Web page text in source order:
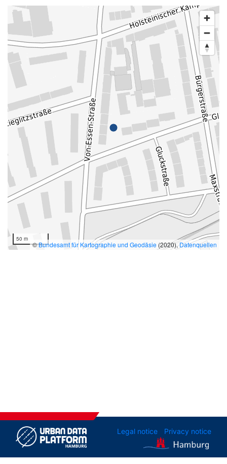
50 m
©Bundesamt für Kartographie und Geodäsie (2020),Datenquellen
Legal notice Privacy notice